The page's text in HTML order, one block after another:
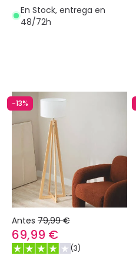
En Stock, entrega en
48/72h
-13%
Antes 79,99 €
69,99 €
(3)